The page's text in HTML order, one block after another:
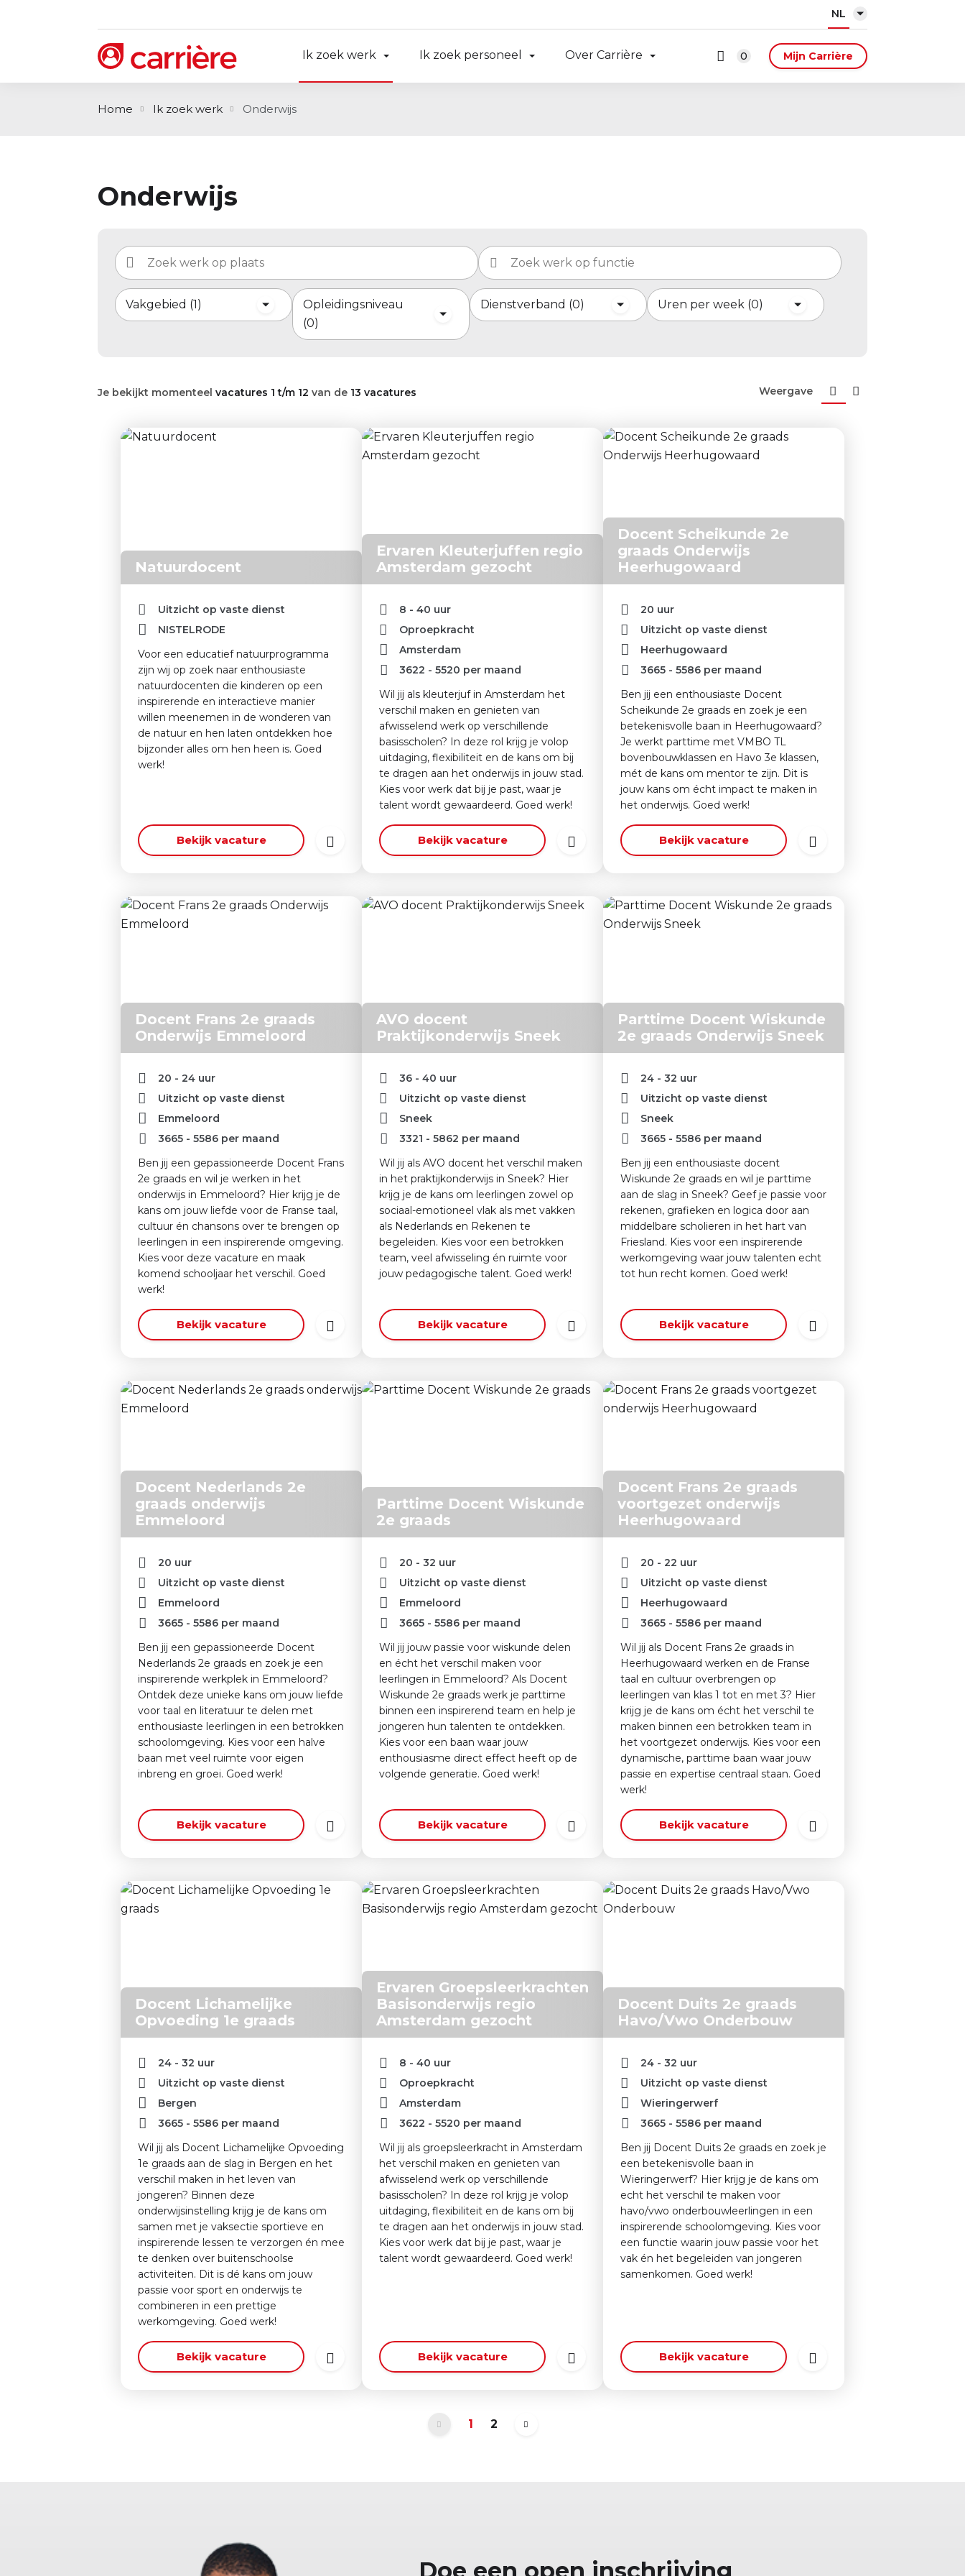
NL
Ik zoek werk Ik zoek personeel Over Carrière 0 Mijn Carrière
Home Ik zoek werk Onderwijs
Onderwijs
Vakgebied 1
Opleidingsniveau
0
Dienstverband 0 Uren per week 0
Je bekijkt momenteel vacatures 1 t/m 12 van de 13 vacatures Weergave
Natuurdocent
Uitzicht op vaste dienst
NISTELRODE
Voor een educatief natuurprogramma
zijn wij op zoek naar enthousiaste
natuurdocenten die kinderen op een
inspirerende en interactieve manier
willen meenemen in de wonderen van
de natuur en hen laten ontdekken hoe
bijzonder alles om hen heen is. Goed
werk!
Bekijk vacature
Ervaren Kleuterjuffen regio
Amsterdam gezocht
8 - 40 uur
Oproepkracht
Amsterdam
3622 - 5520 per maand
Wil jij als kleuterjuf in Amsterdam het
verschil maken en genieten van
afwisselend werk op verschillende
basisscholen? In deze rol krijg je volop
uitdaging, flexibiliteit en de kans om bij
te dragen aan het onderwijs in jouw stad.
Kies voor werk dat bij je past, waar je
talent wordt gewaardeerd. Goed werk!
Bekijk vacature
Docent Scheikunde 2e
graads Onderwijs
Heerhugowaard
20 uur
Uitzicht op vaste dienst
Heerhugowaard
3665 - 5586 per maand
Ben jij een enthousiaste Docent
Scheikunde 2e graads en zoek je een
betekenisvolle baan in Heerhugowaard?
Je werkt parttime met VMBO TL
bovenbouwklassen en Havo 3e klassen,
mét de kans om mentor te zijn. Dit is
jouw kans om écht impact te maken in
het onderwijs. Goed werk!
Bekijk vacature
Docent Frans 2e graads
Onderwijs Emmeloord
20 - 24 uur
Uitzicht op vaste dienst
Emmeloord
3665 - 5586 per maand
Ben jij een gepassioneerde Docent Frans
2e graads en wil je werken in het
onderwijs in Emmeloord? Hier krijg je de
kans om jouw liefde voor de Franse taal,
cultuur én chansons over te brengen op
leerlingen in een inspirerende omgeving.
Kies voor deze vacature en maak
komend schooljaar het verschil. Goed
werk!
Bekijk vacature
AVO docent
Praktijkonderwijs Sneek
36 - 40 uur
Uitzicht op vaste dienst
Sneek
3321 - 5862 per maand
Wil jij als AVO docent het verschil maken
in het praktijkonderwijs in Sneek? Hier
krijg je de kans om leerlingen zowel op
sociaal-emotioneel vlak als met vakken
als Nederlands en Rekenen te
begeleiden. Kies voor een betrokken
team, veel afwisseling én ruimte voor
jouw pedagogische talent. Goed werk!
Bekijk vacature
Parttime Docent Wiskunde
2e graads Onderwijs Sneek
24 - 32 uur
Uitzicht op vaste dienst
Sneek
3665 - 5586 per maand
Ben jij een enthousiaste docent
Wiskunde 2e graads en wil je parttime
aan de slag in Sneek? Geef je passie voor
rekenen, grafieken en logica door aan
middelbare scholieren in het hart van
Friesland. Kies voor een inspirerende
werkomgeving waar jouw talenten echt
tot hun recht komen. Goed werk!
Bekijk vacature
Docent Nederlands 2e
graads onderwijs
Emmeloord
20 uur
Uitzicht op vaste dienst
Emmeloord
3665 - 5586 per maand
Ben jij een gepassioneerde Docent
Nederlands 2e graads en zoek je een
inspirerende werkplek in Emmeloord?
Ontdek deze unieke kans om jouw liefde
voor taal en literatuur te delen met
enthousiaste leerlingen in een betrokken
schoolomgeving. Kies voor een halve
baan met veel ruimte voor eigen
inbreng en groei. Goed werk!
Bekijk vacature
Parttime Docent Wiskunde
2e graads
20 - 32 uur
Uitzicht op vaste dienst
Emmeloord
3665 - 5586 per maand
Wil jij jouw passie voor wiskunde delen
en écht het verschil maken voor
leerlingen in Emmeloord? Als Docent
Wiskunde 2e graads werk je parttime
binnen een inspirerend team en help je
jongeren hun talenten te ontdekken.
Kies voor een baan waar jouw
enthousiasme direct effect heeft op de
volgende generatie. Goed werk!
Bekijk vacature
Docent Frans 2e graads
voortgezet onderwijs
Heerhugowaard
20 - 22 uur
Uitzicht op vaste dienst
Heerhugowaard
3665 - 5586 per maand
Wil jij als Docent Frans 2e graads in
Heerhugowaard werken en de Franse
taal en cultuur overbrengen op
leerlingen van klas 1 tot en met 3? Hier
krijg je de kans om écht het verschil te
maken binnen een betrokken team in
het voortgezet onderwijs. Kies voor een
dynamische, parttime baan waar jouw
passie en expertise centraal staan. Goed
werk!
Bekijk vacature
Docent Lichamelijke
Opvoeding 1e graads
24 - 32 uur
Uitzicht op vaste dienst
Bergen
3665 - 5586 per maand
Wil jij als Docent Lichamelijke Opvoeding
1e graads aan de slag in Bergen en het
verschil maken in het leven van
jongeren? Binnen deze
onderwijsinstelling krijg je de kans om
samen met je vaksectie sportieve en
inspirerende lessen te verzorgen én mee
te denken over buitenschoolse
activiteiten. Dit is dé kans om jouw
passie voor sport en onderwijs te
combineren in een prettige
werkomgeving. Goed werk!
Bekijk vacature
Ervaren Groepsleerkrachten
Basisonderwijs regio
Amsterdam gezocht
8 - 40 uur
Oproepkracht
Amsterdam
3622 - 5520 per maand
Wil jij als groepsleerkracht in Amsterdam
het verschil maken en genieten van
afwisselend werk op verschillende
basisscholen? In deze rol krijg je volop
uitdaging, flexibiliteit en de kans om bij
te dragen aan het onderwijs in jouw stad.
Kies voor werk dat bij je past, waar je
talent wordt gewaardeerd. Goed werk!
Bekijk vacature
Docent Duits 2e graads
Havo/Vwo Onderbouw
24 - 32 uur
Uitzicht op vaste dienst
Wieringerwerf
3665 - 5586 per maand
Ben jij Docent Duits 2e graads en zoek je
een betekenisvolle baan in
Wieringerwerf? Hier krijg je de kans om
echt het verschil te maken voor
havo/vwo onderbouwleerlingen in een
inspirerende schoolomgeving. Kies voor
een functie waarin jouw passie voor het
vak én het begeleiden van jongeren
samenkomen. Goed werk!
Bekijk vacature
1 2